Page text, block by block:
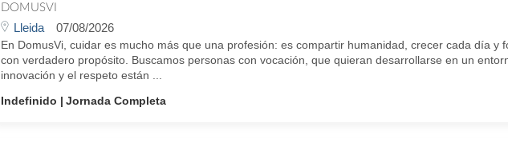
DOMUSVI
Lleida 07/08/2026
En DomusVi, cuidar es mucho más que una profesión: es compartir humanidad, crecer cada día y
con verdadero propósito. Buscamos personas con vocación, que quieran desarrollarse en un
innovación y el respeto están ...
Indefinido
Jornada Completa